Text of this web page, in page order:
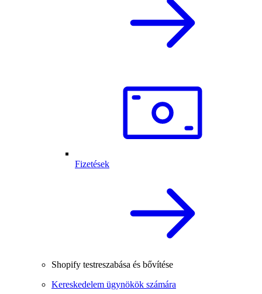
Fizetések
Shopify testreszabása és bővítése
Kereskedelem ügynökök számára